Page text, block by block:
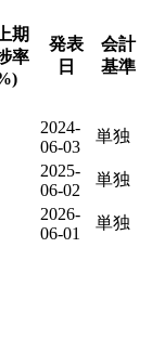
期
率
発表
日
会計
基準
2024-
06-03
単独
2025-
06-02
単独
2026-
06-01
単独